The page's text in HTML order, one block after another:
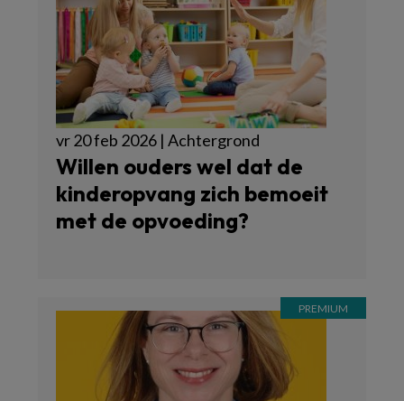
vr 20 feb 2026 | Achtergrond
Willen ouders wel dat de
kinderopvang zich bemoeit
met de opvoeding?